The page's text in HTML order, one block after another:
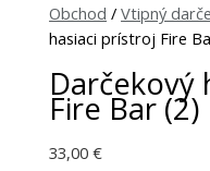
Obchod /Vtipný
hasiaci prístroj Fire
Darčekový
Fire Bar (2)
33,00€